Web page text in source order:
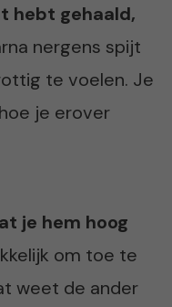
hebt gehaald,
nergens spijt
te voelen. Je
je erover
je hem hoog
om toe te
weet de ander